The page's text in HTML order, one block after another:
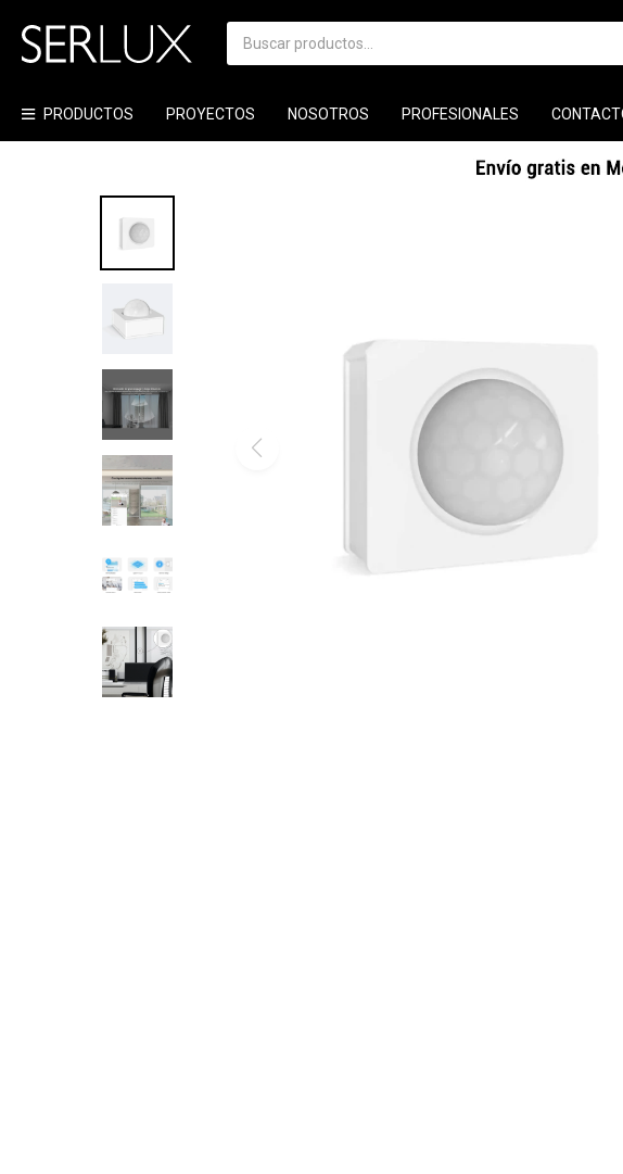
PRODUCTOS PROYECTOS NOSOTROS PROFESIONALES